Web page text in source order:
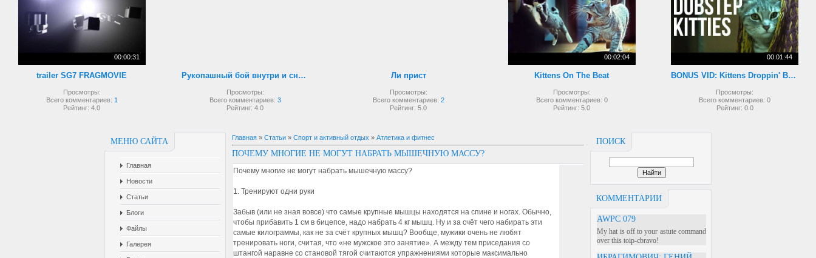
00:00:31
trailer SG7 FRAGMOVIE
Просмотры:
Всего комментариев: 1
Рейтинг: 4.0
Рукопашный бой внутри и снаружи
Просмотры:
Всего комментариев: 3
Рейтинг: 4.0
Ли прист
Просмотры:
Всего комментариев: 2
Рейтинг: 5.0
00:02:04
Kittens On The Beat
Просмотры:
Всего комментариев: 0
Рейтинг: 5.0
00:01:44
BONUS VID: Kittens Droppin' Beats
Просмотры:
Всего комментариев: 0
Рейтинг: 0.0
МЕНЮ САЙТА
Главная
Новости
Статьи
Блоги
Файлы
Галерея
ПОИСК
КОММЕНТАРИИ
AWPC 079
My hat is off to your astute command
over this toip-cbravo!
Главная » Статьи » Спорт и активный отдых » Атлетика и фитнес
ПОЧЕМУ МНОГИЕ НЕ МОГУТ НАБРАТЬ МЫШЕЧНУЮ МАССУ?
Почему многие не могут набрать мышечную массу?
1. Тренируют одни руки
Забыв (или не зная вовсе) что самые крупные мышцы находятся на спине и ногах. Обычно,
чтобы прибавить 1 см в бицепсе, надо набрать 4 кг мышц. Ну и за счёт чего набирать эти
самые килограммы, как не за счёт крупных мышц? Вообще, мужики очень не любят
тренировать ноги, считая, что «не мужское это занятие». А между тем приседания со
штангой наравне со становой тягой считаются упражнениями которые максимально